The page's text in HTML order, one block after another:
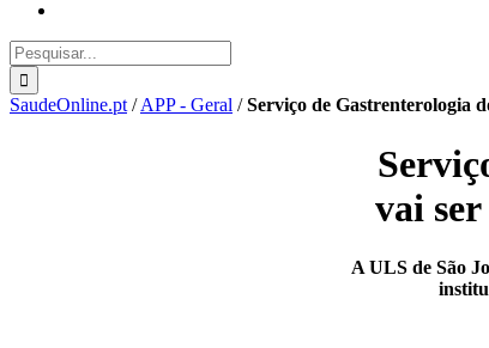
Pesquisar
SaudeOnline.pt /APP - Geral /Serviço de Gastrenterologia
vai
A ULS de São